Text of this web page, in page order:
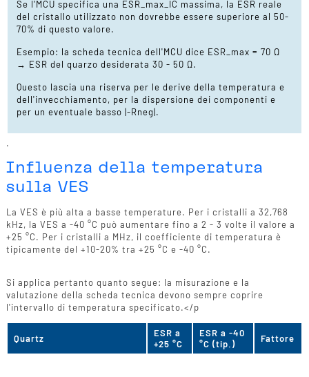
Se l'MCU specifica una ESR_max_IC massima, la ESR reale
del cristallo utilizzato non dovrebbe essere superiore al 50-
70% di questo valore.
Esempio: la scheda tecnica dell'MCU dice ESR_max = 70 Ω
→ ESR del quarzo desiderata 30 - 50 Ω.
Questo lascia una riserva per le derive della temperatura e
dell'invecchiamento, per la dispersione dei componenti e
per un eventuale basso |-Rneg|.
.
Influenza della temperatura
sulla VES
La VES è più alta a basse temperature. Per i cristalli a 32,768
kHz, la VES a -40 °C può aumentare fino a 2 - 3 volte il valore a
+25 °C. Per i cristalli a MHz, il coefficiente di temperatura è
tipicamente del +10-20% tra +25 °C e -40 °C.
Si applica pertanto quanto segue: la misurazione e la
valutazione della scheda tecnica devono sempre coprire
l'intervallo di temperatura specificato.</p
Quartz
ESR a
+25 °C
ESR a -40
°C (tip.)
Fattore